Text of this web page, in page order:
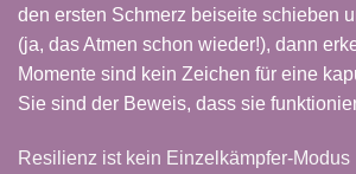
den ersten Schmerz beiseite schieben
(ja, das Atmen schon wieder!), dann
Momente sind kein Zeichen für eine
Sie sind der Beweis, dass sie
Resilienz ist kein Einzelkämpfer-Modus